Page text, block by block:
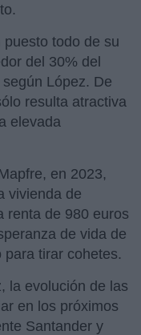
todo de su
del 30% del
López. De
resulta atractiva
elevada
en 2023,
vivienda de
renta de 980 euros
de vida de
tirar cohetes.
la evolución de las
en los próximos
Santander y